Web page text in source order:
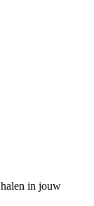
halen in jouw